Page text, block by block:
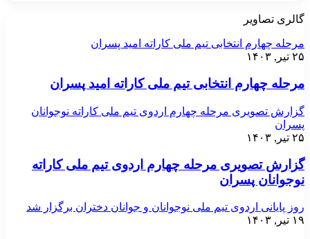
گالری تصاویر
مرحله چهارم انتخابی تیم ملی کاراته امید پسران
۲۵ تیر, ۱۴۰۳
مرحله چهارم انتخابی تیم ملی کاراته امید پسران
گزارش تصویری مرحله چهارم اردوی تیم ملی کاراته نوجوانان
پسران
۲۵ تیر, ۱۴۰۳
گزارش تصویری مرحله چهارم اردوی تیم ملی کاراته
نوجوانان پسران
روز پایانی اردوی تیم ملی نوجوانان و جوانان دختران برگزار شد
۱۹ تیر, ۱۴۰۳